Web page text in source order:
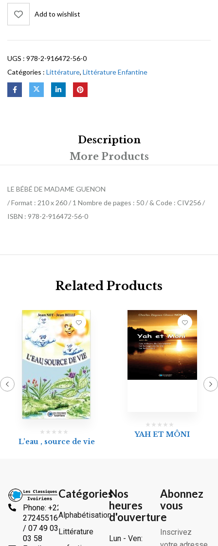
Add to wishlist
UGS : 978-2-916472-56-0
Catégories : Littérature, Littérature Enfantine
Description
More Products
LE BÉBÉ DE MADAME GUENON
/ Format : 210 x 260 / 1 Nombre de pages : 50 / & Code : CIV256 /
ISBN : 978-2-916472-56-0
Related Products
L’eau , source de vie
YAH ET MÔNI
Phone: +225
2724551666
/ 07 49 03
03 58
Catégories
Alphabétisation
Littérature
Nos
heures
d'ouverture
Lun - Ven:
Abonnez
vous
Inscrivez